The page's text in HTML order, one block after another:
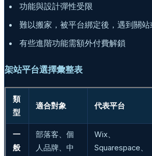
功能與設計彈性受限
難以搬家，被平台綁定後，遇到關
有些進階功能需額外付費解鎖
架站平台選擇彙整表
類
型
適合對象 代表平台
一
般
部落客、個
人品牌、中
Wix、
Squarespace、